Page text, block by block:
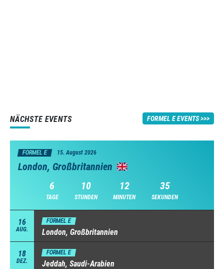
NÄCHSTE EVENTS FORMEL E EVENTS
FORMEL E 15. August 2026
London, Großbritannien
6
TAGE
10
STUNDEN
12
MINUTEN
34
SEKUNDEN
16
AUG.
FORMEL E
London, Großbritannien
18
DEZ.
FORMEL E
Jeddah, Saudi-Arabien